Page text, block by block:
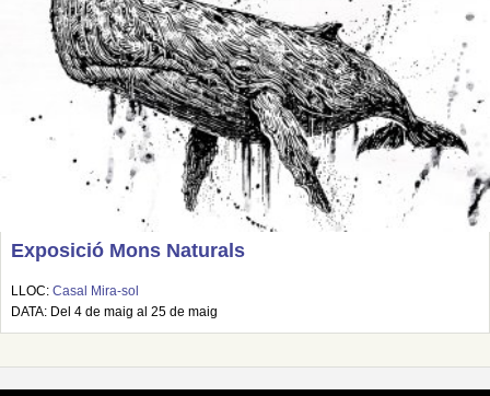
Exposició Mons Naturals
LLOC: Casal Mira-sol
DATA: Del 4 de maig al 25 de maig